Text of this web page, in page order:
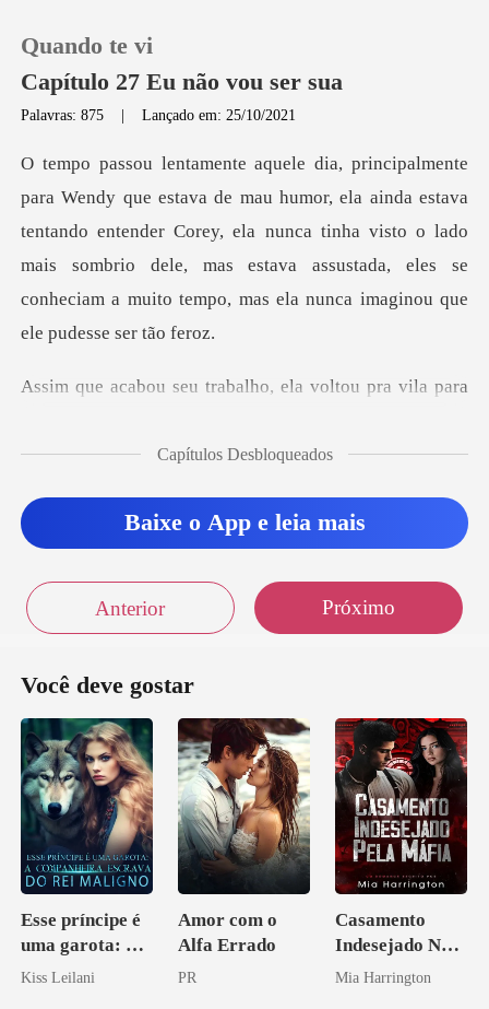
0
Loja
Quando te vi
Capítulo 27 Eu não vou ser sua
Palavras: 875 |Lançado em: 25/10/2021
nda estava
tentando entender Corey, ela nunca tinha visto o lado
mais sombrio dele, mas estava
trabalho, ela volto
Capítulos Desbloqueados
Baixe o App e leia mais
Anterior Próximo
Você deve gostar
Esse príncipe é
uma garota: A
companheira
Kiss Leilani
Amor com o
Alfa Errado
PR
Casamento
Indesejado Na
Máfia
Mia Harrington